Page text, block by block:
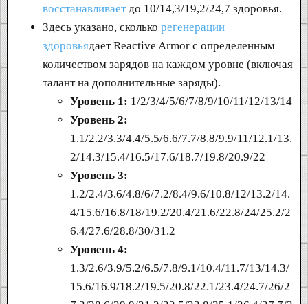
восстанавливаетдо 10/14,3/19,2/24,7 здоровья.
Здесь указано, сколько регенерации
здоровьядает Reactive Armor с определенным
количеством зарядов на каждом уровне (включая
талант на дополнительные заряды).
Уровень 1: 1/2/3/4/5/6/7/8/9/10/11/12/13/14
Уровень 2:
1.1/2.2/3.3/4.4/5.5/6.6/7.7/8.8/9.9/11/12.1/13.
2/14.3/15.4/16.5/17.6/18.7/19.8/20.9/22
Уровень 3:
1.2/2.4/3.6/4.8/6/7.2/8.4/9.6/10.8/12/13.2/14.
4/15.6/16.8/18/19.2/20.4/21.6/22.8/24/25.2/2
6.4/27.6/28.8/30/31.2
Уровень 4:
1.3/2.6/3.9/5.2/6.5/7.8/9.1/10.4/11.7/13/14.3/
15.6/16.9/18.2/19.5/20.8/22.1/23.4/24.7/26/2